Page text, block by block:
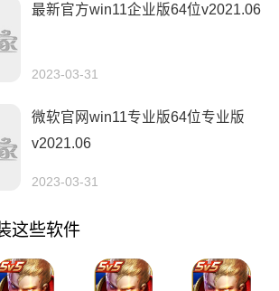
最新官方win11企业版64位v2021.06
2023-03-31
微软官网win11专业版64位专业版
v2021.06
2023-03-31
这些软件